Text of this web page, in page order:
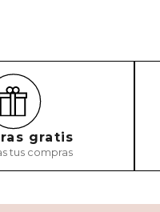
gratis
tus compras